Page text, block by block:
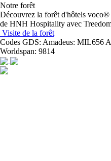
Notre forêt
Découvrez la forêt d'hôtels voco®
de HNH Hospitality avec
Visite de la forêt
Codes GDS: Amadeus: MIL656
Worldspan: 9814